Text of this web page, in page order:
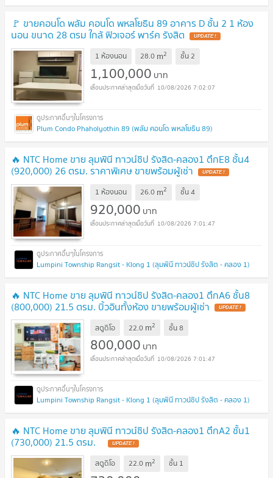
🚩 ขายคอนโด พลัม คอนโด พหลโยธิน 89 อาคาร D ชั้น 2 1 ห้อง
นอน ขนาด 28 ตรม ใกล้ ฟิวเจอร์ พาร์ค รังสิต UPDATE !
1 ห้องนอน 28.0 m2 ชั้น2
1,100,000 บาท
10/08/2026 7:02:07
Plum Condo Phaholyothin 89 (พลัม คอนโด พหลโยธิน 89)
🔥 NTC Home ขาย ลุมพินี ทาวน์ชิป รังสิต-คลอง1 ตึกE8 ชั้น4
(920,000) 26 ตรม. ราคาพิเศษ ขายพร้อมผู้เช่า UPDATE !
1 ห้องนอน 26.0 m2 ชั้น4
920,000 บาท
10/08/2026 7:01:47
Lumpini Township Rangsit - Klong 1 (ลุมพินี ทาวน์ชิป รังสิต - คลอง 1)
🔥 NTC Home ขาย ลุมพินี ทาวน์ชิป รังสิต-คลอง1 ตึกA6 ชั้น8
(800,000) 21.5 ตรม. บิ้วอินทั้งห้อง ขายพร้อมผู้เช่า UPDATE !
สตูดิโอ 22.0 m2 ชั้น8
800,000 บาท
10/08/2026 7:01:47
Lumpini Township Rangsit - Klong 1 (ลุมพินี ทาวน์ชิป รังสิต - คลอง 1)
🔥 NTC Home ขาย ลุมพินี ทาวน์ชิป รังสิต-คลอง1 ตึกA2 ชั้น1
(730,000) 21.5 ตรม. UPDATE !
สตูดิโอ 22.0 m2 ชั้น 1